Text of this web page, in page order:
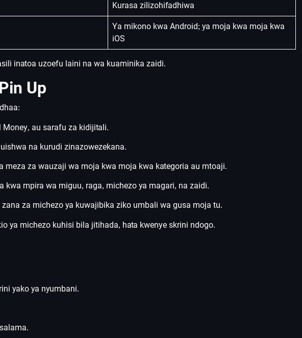
Kurasa zilizohifadhiwa
Ya mikono kwa Android; ya moja kwa moja kwa
iOS
inatoa uzoefu laini na wa kuaminika zaidi.
Up
au sarafu za kidijitali.
na kurudi zinazowezekana.
meza za wauzaji wa moja kwa moja kwa kategoria au mtoaji.
kwa mpira wa miguu, raga, michezo ya magari, na zaidi.
za michezo ya kuwajibika ziko umbali wa gusa moja tu.
ya michezo kuhisi bila jitihada, hata kwenye skrini ndogo.
yako ya nyumbani.